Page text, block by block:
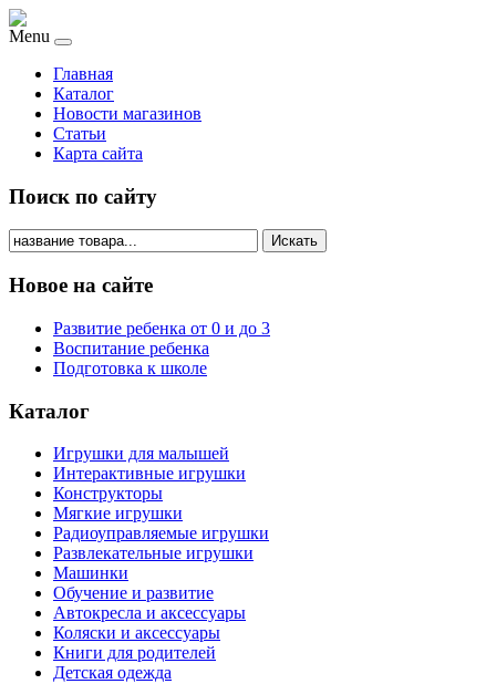
Menu
Главная
Каталог
Новости магазинов
Статьи
Карта сайта
Поиск по сайту
Искать
Новое на сайте
Развитие ребенка от 0 и до 3
Воспитание ребенка
Подготовка к школе
Каталог
Игрушки для малышей
Интерактивные игрушки
Конструкторы
Мягкие игрушки
Радиоуправляемые игрушки
Развлекательные игрушки
Машинки
Обучение и развитие
Автокресла и аксессуары
Коляски и аксессуары
Книги для родителей
Детская одежда